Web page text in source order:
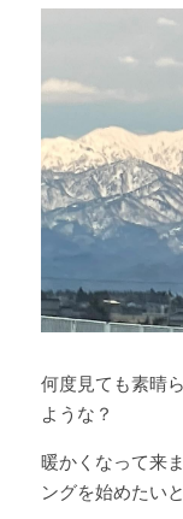
何度見ても素晴
ような？
暖かくなって来
ングを始めたい